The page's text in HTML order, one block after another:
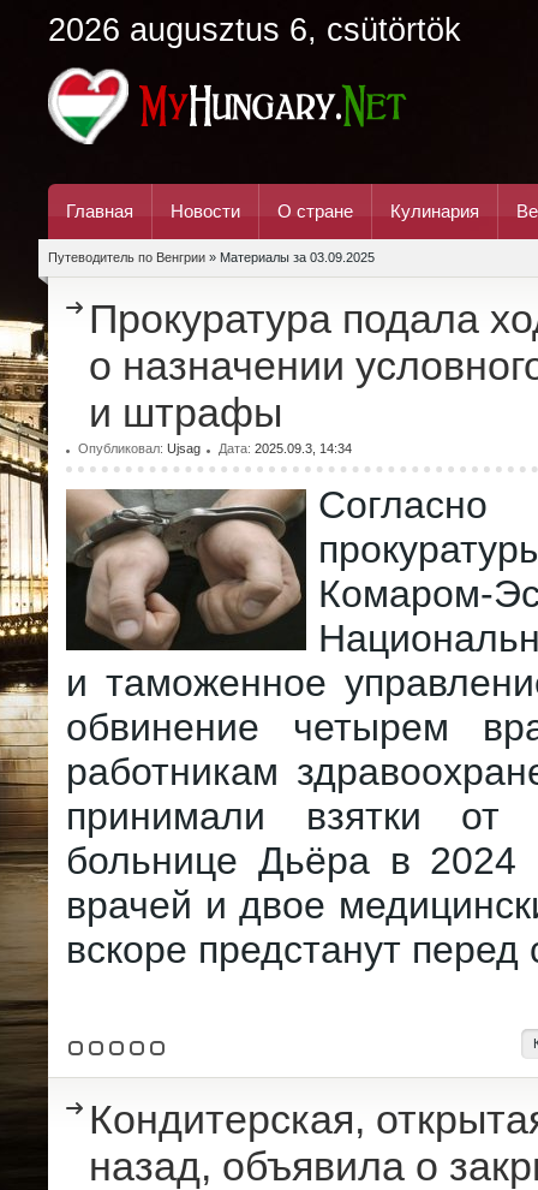
2026 augusztus 6, csütörtök
Главная Новости О стране Кулинария
Путеводитель по Венгрии » Материалы за 03.09.2025
Прокуратура подала
о назначении
и штрафы
Опубликовал: Ujsag Дата: 2025.09.3, 14:34
Комаром-
и таможенное
обвинение четырем
работникам
принимали взятки от
больнице Дьёра в 2024
врачей и двое
вскоре предстанут перед
Кондитерская,
назад, объявила о